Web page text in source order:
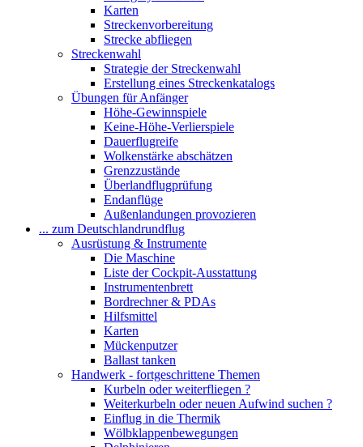
Karten
Streckenvorbereitung
Strecke abfliegen
Streckenwahl
Strategie der Streckenwahl
Erstellung eines Streckenkatalogs
Übungen für Anfänger
Höhe-Gewinnspiele
Keine-Höhe-Verlierspiele
Dauerflugreife
Wolkenstärke abschätzen
Grenzzustände
Überlandflugprüfung
Endanflüge
Außenlandungen provozieren
... zum Deutschlandrundflug
Ausrüstung & Instrumente
Die Maschine
Liste der Cockpit-Ausstattung
Instrumentenbrett
Bordrechner & PDAs
Hilfsmittel
Karten
Mückenputzer
Ballast tanken
Handwerk - fortgeschrittene Themen
Kurbeln oder weiterfliegen ?
Weiterkurbeln oder neuen Aufwind suchen ?
Einflug in die Thermik
Wölbklappenbewegungen